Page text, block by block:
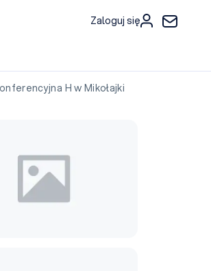
Zaloguj się
H w Mikołajki